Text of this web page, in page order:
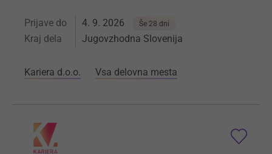
Prijave do 4. 9. 2026 Še 28 dni
Kraj dela Jugovzhodna Slovenija
Kariera d.o.o. Vsa delovna mesta